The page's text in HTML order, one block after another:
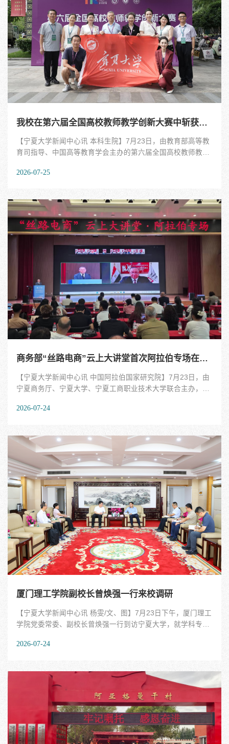
武治国介绍了信阳师范大学发展历程、学科建设与师资队伍情
况，并说明了本次调研目的。他充分肯定宁夏大学近年来在治
理体系、科研创新、师资队伍建设、社会服务领域等方面取得
的发展成效，并表示将学习借鉴相关成熟经验，补齐发展短
板。他希望两校搭建常态化交流平台，深化多领域校际合作，
互学互鉴、协同共进。与会人员围绕校园规划、...
我校在第六届全国高校教师教学创新大赛中斩获佳绩
【宁夏大学新闻中心讯 本科生院】7月23日，由教育部高等教
育司指导、中国高等教育学会主办的第六届全国高校教师教学
幕。我校6支晋级国赛网评的教师团队凭借过硬实力全部入围
数量的新突破。本届大赛以“推动教学创新，培养一流人才”为
主题，涵盖新工科、新医科、新农科、新文科、基础课程、课
程思政、产教融合、人工智能及实验教学等9个赛道，其中人
工智能和实验教学为本届新增的两个赛道。大赛全国赛分网络
评审和现场评审两个阶段，根据赛事规则，网评成绩排名前
70%的参赛教师方可入围现场评审。本届赛事竞争激烈，全国
32个赛区共推荐699门课程的优秀教师（团队）入围现场评
审。我校入围国赛的6件作品特色鲜明，分别来自美术学院张
力文教师团队、土木与水利工程学院张卫兵教师团队、新闻传
播学院张春波教师团队、电子与电气工程学院宋佳乾教师...
2026-07-25
商务部“丝路电商”云上大讲堂首次阿拉伯专场在我校开讲
【宁夏大学新闻中心讯 中国阿拉伯国家研究院】7月23日，由
宁夏商务厅、宁夏大学、宁夏工商职业技术大学联合主办，自
障部、市场监督管理厅、宁夏广播电视台、银川海关、宁夏贸
式开讲。宁夏商务厅党委委员、副厅长殷斌，宁夏大学党委常
委、副校长黄河，宁夏工商职业技术大学党委副书记、校长陈
伏豪，埃及新曼苏拉大学校长梅瓦德，摩洛哥哈桑一世大学校
长穆克里木分别在启动仪式上致辞。会议由宁夏大学学术副校
长、中国阿拉伯国家研究院执行院长牛新春主持。黄河指出，
宁夏大学坚持立足自身优势和区域特色，充分发挥学科专业和
人才平台优势，以开放的办学姿态，不断推进与阿拉伯国家的
教育合作，加强科研与学术交流，不断加强新型特色智库建
设，为中阿携手共建更加紧密的命运共同体作...
2026-07-24
厦门理工学院副校长曾焕强一行来校调研
【宁夏大学新闻中心讯 杨雯/文、图】7月23日下午，厦门理工
学院党委常委、副校长曾焕强一行到访宁夏大学，就学科专业
进行调研交流。校党委副书记、校长彭志科在德勤楼十二楼会
迎，并简要介绍了宁夏大学近年来在人才培养、科学研究、社
会服务等方面的总体发展情况。他指出，此次调研交流恰逢闽
宁协作30年之际，具有特殊而重要的意义。此前，宁夏大学生
态环境学院与厦门理工学院环境科学与工程学院已正式签署合
作框架协议，标志着两院合作进入实质性推进阶段。曾焕强副
校长一行来访，将进一步加深两校之间的相互了解，为双方在
学科建设、人才联合培养、科研协同攻关等领域开展更深层
2026-07-24